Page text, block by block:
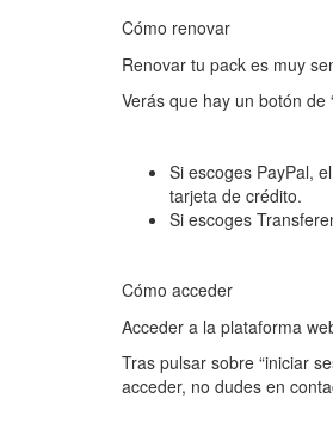
Cómo renovar
Renovar tu pack es muy
Verás que hay un botón
Si escoges PayPal,
tarjeta de crédito.
Si escoges
Cómo acceder
Acceder a la plataforma
Tras pulsar sobre “iniciar
acceder, no dudes en